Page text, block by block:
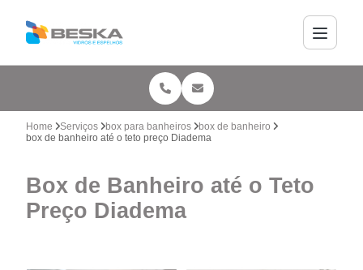
Home Serviços box para banheiros
box de banheiro
box de banheiro até o teto preço Diadema
Box de Banheiro até o Teto
Preço Diadema